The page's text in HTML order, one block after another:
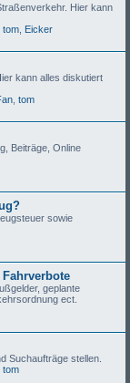
Hier kann
tom Eicker
kann alles diskutiert
tom
Beiträge, Online
sowie
geplante
ect.
Suchaufträge stellen.
tom